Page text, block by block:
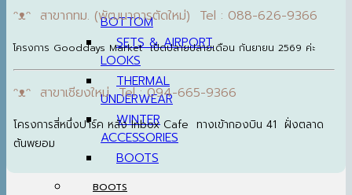
BOTTOM
SETS & AIRPORT
LOOKS
THERMAL
UNDERWEAR
WINTER
ACCESSORIES
BOOTS
BOOTS
ᵔᴥᵔ สาขากทม. (พัฒนาการตัดใหม่) Tel : 088-626-9366
โครงการ Gooddays Market เปิดปลายปลายเดือน กันยายน 2569 ค่ะ
ᵔᴥᵔ สาขาเชียงใหม่ Tel : 094-665-9366
โครงการสี่หนึ่งปาร์ค หลัง Inbox Cafe ทางเข้ากองบิน 41 ฝั่งตลาด
ต้นพยอม